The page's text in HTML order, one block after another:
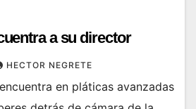
a su director
HECTOR NEGRETE
en pláticas avanzadas